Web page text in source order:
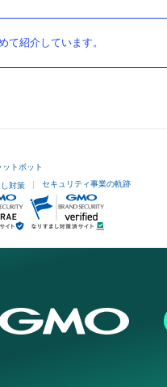
紹介しています。
トボット
対策 セキュリティ事業の軌跡